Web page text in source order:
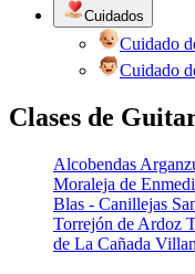
Cuidados
Cuidado
Cuidado
Clases de
Alcobendas
Moraleja de
Blas - Canillejas
Torrejón de Ardoz
de La Cañada